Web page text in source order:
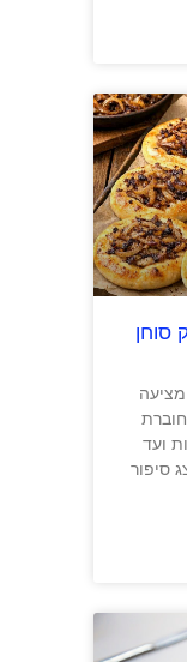
סוחן
ועד
סיפור